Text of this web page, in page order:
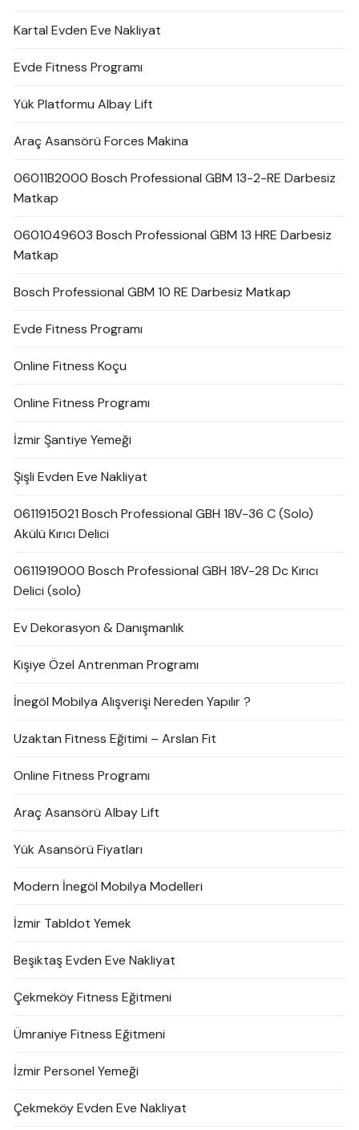
Kartal Evden Eve Nakliyat
Evde Fitness Programı
Yük Platformu Albay Lift
Araç Asansörü Forces Makina
06011B2000 Bosch Professional GBM 13-2-RE Darbesiz
Matkap
0601049603 Bosch Professional GBM 13 HRE Darbesiz
Matkap
Bosch Professional GBM 10 RE Darbesiz Matkap
Evde Fitness Programı
Online Fitness Koçu
Online Fitness Programı
İzmir Şantiye Yemeği
Şişli Evden Eve Nakliyat
0611915021 Bosch Professional GBH 18V-36 C (Solo)
Akülü Kırıcı Delici
0611919000 Bosch Professional GBH 18V-28 Dc Kırıcı
Delici (solo)
Ev Dekorasyon & Danışmanlık
Kişiye Özel Antrenman Programı
İnegöl Mobilya Alışverişi Nereden Yapılır ?
Uzaktan Fitness Eğitimi – Arslan Fit
Online Fitness Programı
Araç Asansörü Albay Lift
Yük Asansörü Fiyatları
Modern İnegöl Mobilya Modelleri
İzmir Tabldot Yemek
Beşiktaş Evden Eve Nakliyat
Çekmeköy Fitness Eğitmeni
Ümraniye Fitness Eğitmeni
İzmir Personel Yemeği
Çekmeköy Evden Eve Nakliyat